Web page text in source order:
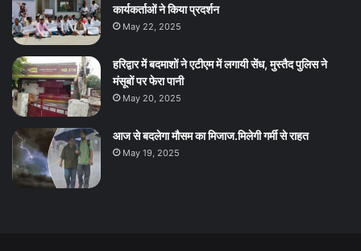
कार्यकर्ताओं ने किया प्रदर्शन
May 22, 2025
हरिद्वार में बदमाशों ने एटीएम में लगायी सेंध, मुस्तैद पुलिस ने
मंसूबों पर फेरा पानी
May 20, 2025
आज से बदलेगा मौसम का मिजाज.मिलेगी गर्मी से राहत
May 19, 2025